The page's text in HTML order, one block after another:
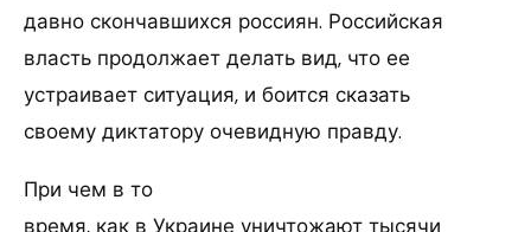
давно скончавшихся россиян. Российская
власть продолжает делать вид, что ее
устраивает ситуация, и боится сказать
своему диктатору очевидную правду.
При чем в то
время, как в Украине уничтожают тысячи